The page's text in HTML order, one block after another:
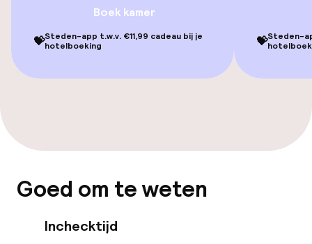
Gratis wifi
Eet- en drinkdiensten
Wasservice
Boek kamer
💝Steden-app t.w.v. €11,99 cadeau bij je
hotelboeking
💝Steden-
Goed om te weten
Inchecktijd